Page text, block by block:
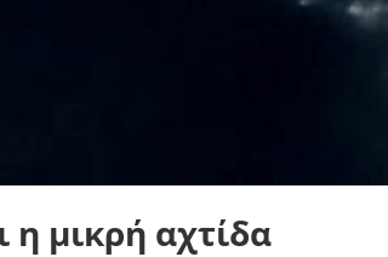
η μικρή αχτίδα